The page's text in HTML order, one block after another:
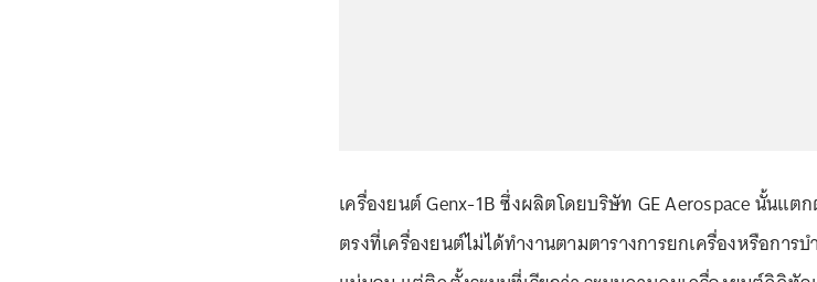
เครื่องยนต์ Genx-1B ซึ่งผลิตโดยบริษัท GE Aerospace นั้นแตก
ตรงที่เครื่องยนต์ไม่ได้ทำงานตามตารางการยกเครื่องหรือการบ